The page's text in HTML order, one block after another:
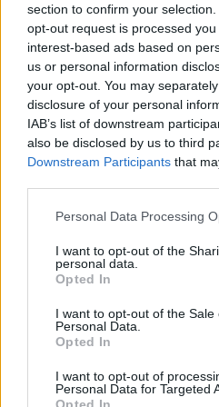
section to confirm your
opt-out request is processed
interest-based ads based on
us or personal information
your opt-out. You may
disclosure of your personal
IAB’s list of downstream
also be disclosed by us to third
Downstream Participants that
Please note that this website/
not limited to your visit or usage
grant or deny consent to Google
use your data for below
consent section.
Personal Data Processing
I want to opt-out of the
personal data.
Opted In
I want to opt-out of the Sale
Personal Data.
Opted In
I want to opt-out of
Personal Data for Targeted
Opted In
μάθημα των
σχολείου, σε σχέδια που
του θυμούνται για την
συγκεκριμένο που
σπέρματος σε έμβρυο σε
αυτή η εμμονή με τη
μεταμόρφωση που
στα τραγούδια του. Η
ποίηση του Cobain ήταν
αδυναμίας, των ονείρων
σε έναν κόσμο που δεν
Το δικό του «χαρμάνι»
Μιλώντας καθαρά μουσικά,